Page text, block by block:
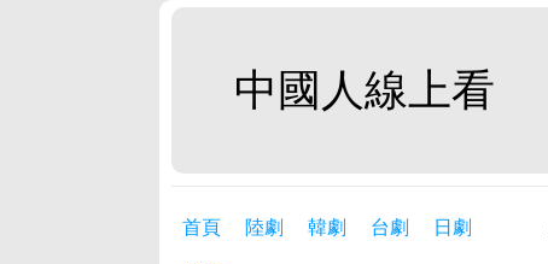
中國人線上看
首頁 陸劇 韓劇 台劇 日劇